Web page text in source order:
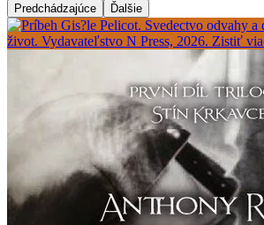
Predchádzajúce Ďalšie